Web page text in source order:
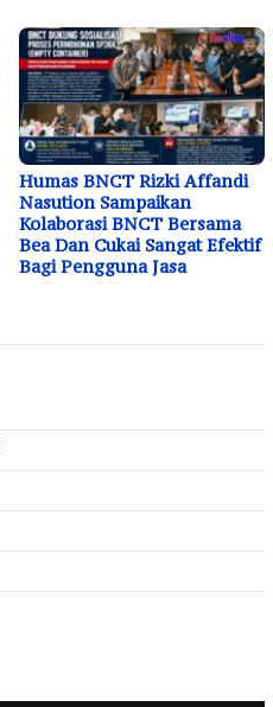
Humas BNCT Rizki Affandi
Nasution Sampaikan
Kolaborasi BNCT Bersama
Bea Dan Cukai Sangat Efektif
Bagi Pengguna Jasa